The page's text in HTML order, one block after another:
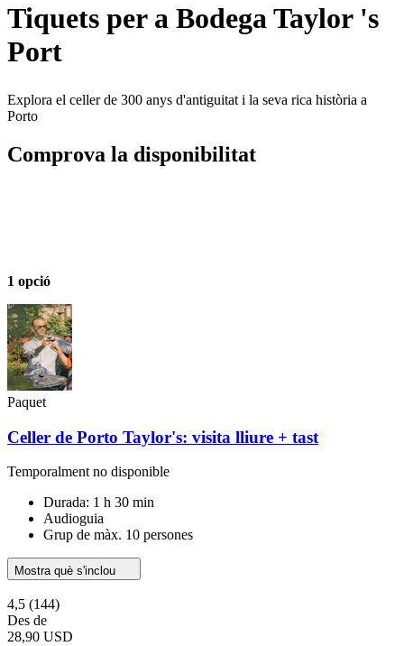
Tiquets per a Bodega Taylor 's
Port
Explora el celler de 300 anys d'antiguitat i la seva rica història a
Porto
Comprova la disponibilitat
1 opció
Paquet
Celler de Porto Taylor's: visita lliure + tast
Temporalment no disponible
Durada: 1 h 30 min
Audioguia
Grup de màx. 10 persones
Mostra què s'inclou
4,5 (144)
Des de
28,90 USD